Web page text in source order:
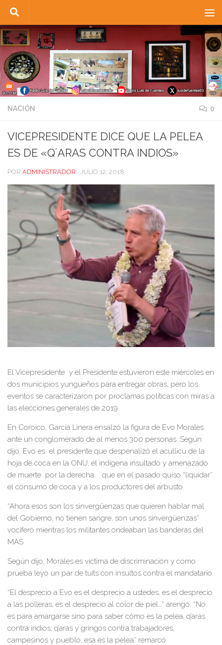
Saltar al contenido
NACIÓN 0
VICEPRESIDENTE DICE QUE LA PELEA
ES DE «Q´ARAS CONTRA INDIOS»
POR ADMINISTRADOR · JULIO 12, 2018
El Vicepresidente y el Presidente estuvieron este miércoles en
dos municipios yungueños para entregar obras, pero los
eventos se caracterizaron por proclamas políticas con miras a
las elecciones generales de 2019.
En Coroico, García Linera ensalzó la figura de Evo Morales
ante un conglomerado de al menos 300 personas. Según
dijo, Evo es el presidente que despenalizó el acullicu de la
hoja de coca en la ONU, el indígena insultado y amenazado
de muerte por la derecha que en el pasado quiso “liquidar”
el consumo de coca y a los productores del arbusto.
“Ahora esos son los sinvergüenzas que quieren hablar mal
del Gobierno, no tienen sangre, son unos sinvergüenzas”
vociferó mientras los militantes ondeaban las banderas del
MAS.
Según dijo, Morales es víctima de discriminación y como
prueba leyó un par de tuits con insultos contra el mandatario.
“El desprecio a Evo es el desprecio a ustedes, es el desprecio
a las polleras, es el desprecio al color de piel…” arengó. “No
es para amargarse sino para saber cómo es la pelea, q’aras
contra indios, q’aras y gringos contra trabajadores,
campesinos y pueblo, esa es la pelea” remarcó.